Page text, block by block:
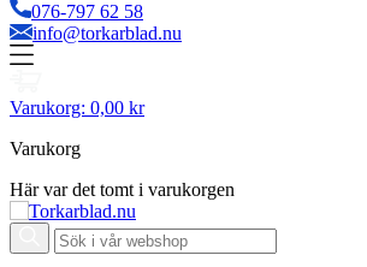
076-797 62 58
info@torkarblad.nu
Varukorg: 0,00 kr
Varukorg
Här var det tomt i varukorgen